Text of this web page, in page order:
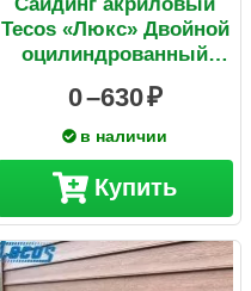
Tecos «Люкс» Двойной
оцилиндрованный
0 –630
в наличии
Купить